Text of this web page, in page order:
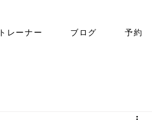
トレーナー ブログ 予約